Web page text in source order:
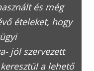
és még
ételeket, hogy
jól szervezett
a lehető